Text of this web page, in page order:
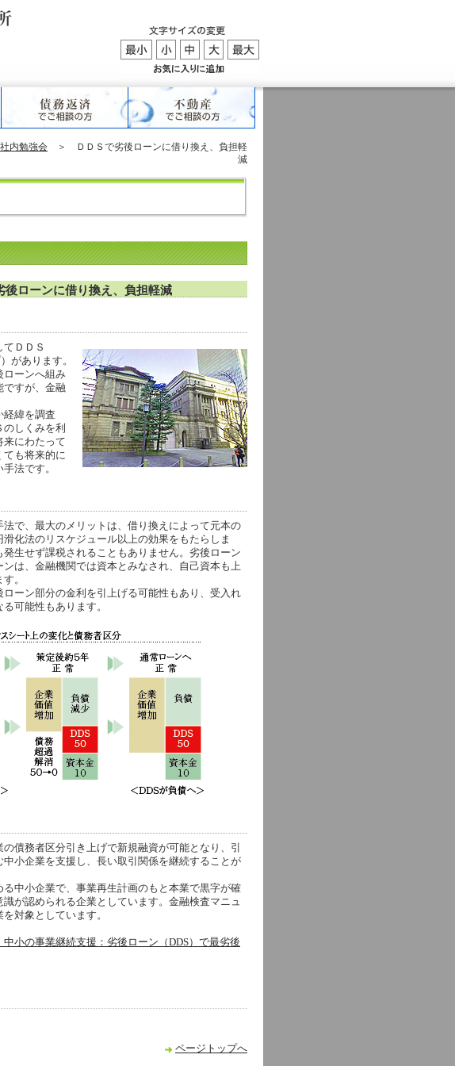
社内勉強会 ＞ ＤＤＳで劣後ローンに借り換え、負担軽
減
後ローンに借り換え、負担軽減
ＤＤＳ
があります。
ローンへ組み
ですが、金融
経緯を調査
しくみを利
来にわたって
ても将来的に
法です。
で、最大のメリットは、借り換えによって元本の
化法のリスケジュール以上の効果をもたらしま
生せず課税されることもありません。劣後ローン
は、金融機関では資本とみなされ、自己資本も上
。
ーン部分の金利を引上げる可能性もあり、受入れ
可能性もあります。
債務者区分引き上げで新規融資が可能となり、引
小企業を支援し、長い取引関係を継続することが
中小企業で、事業再生計画のもと本業で黒字が確
が認められる企業としています。金融検査マニュ
対象としています。
中小の事業継続支援：劣後ローン（DDS）で最劣後
ページトップへ